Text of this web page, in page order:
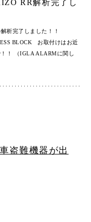
RR解析完了し
析完了しました！！
BLOCK お取付けはお近
！ （IGLA ALARMに関し
盗難機器が出